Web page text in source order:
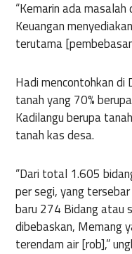
“Kemarin ada
Keuangan
terutama
Hadi mencontohkan di
tanah yang 70%
Kadilangu berupa
tanah kas desa.
“Dari total 1.605
per segi, yang
baru 274 Bidang atau
dibebaskan, Memang
terendam air [rob],”